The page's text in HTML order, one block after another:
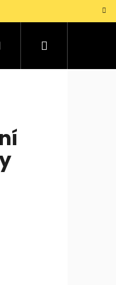
PřihlášeníNákupní